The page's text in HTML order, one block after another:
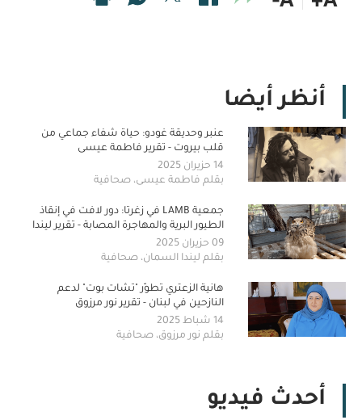
أنظر أيضا
عنبر وحديقة غودو: حياة شفاء جماعي من
قلب بيروت - تقرير فاطمة عيسى
14 حزيران 2025
بقلم فاطمة عيسى، صحافية
جمعية LAMB في زغرتا: دور لافت في إنقاذ
الطيور البرية والمهاجرة المصابة - تقرير ليندا
السمان
09 حزيران 2025
بقلم ليندا السمان، صحافية
هانية الزعتري تطوّر "تشات بوت" لدعم
النازحين في لبنان - تقرير نور مرزوق
14 شباط 2025
بقلم نور مرزوق، صحافية
أحدث فيديو